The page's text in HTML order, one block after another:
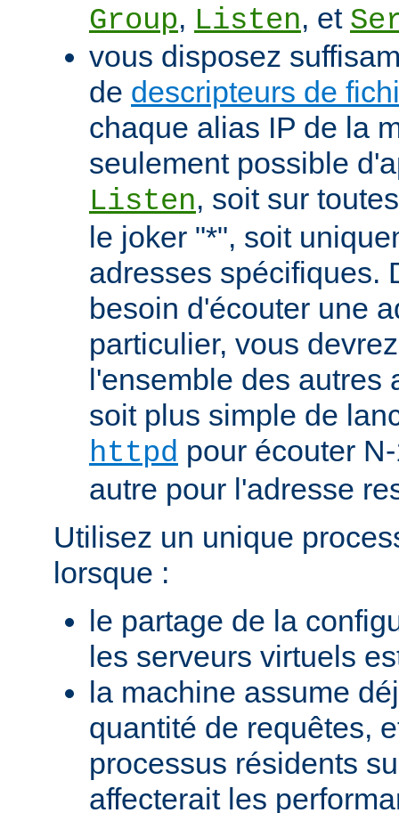
Group, Listen, et
vous disposez
de descripteurs de
chaque alias IP de la
seulement possible
Listen, soit sur
le joker "*", soit
adresses spécifiques.
besoin d'écouter une
particulier, vous
l'ensemble des autres
soit plus simple de
httpd pour écouter
autre pour l'adresse
Utilisez un unique
lorsque :
le partage de la
les serveurs virtuels
la machine assume
quantité de requêtes,
processus résidents
affecterait les